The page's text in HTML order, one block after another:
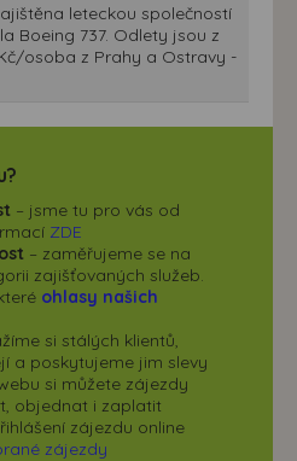
leteckou společností
Boeing 737. Odlety jsou z
osoba z Prahy a Ostravy -
– jsme tu pro vás od
ZDE
– zaměřujeme se na
zajišťovaných služeb.
ohlasy našich
si stálých klientů,
a poskytujeme jim slevy
si můžete zájezdy
objednat i zaplatit
zájezdu online
zájezdy